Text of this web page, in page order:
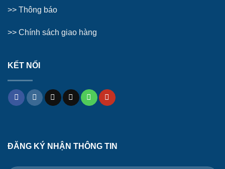
>> Thông báo
>> Chính sách giao hàng
KẾT NỐI
ĐĂNG KÝ NHẬN THÔNG TIN